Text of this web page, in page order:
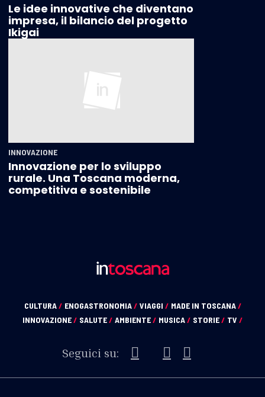
Le idee innovative che diventano
impresa, il bilancio del progetto
Ikigai
INNOVAZIONE
Innovazione per lo sviluppo
rurale. Una Toscana moderna,
competitiva e sostenibile
CULTURA/ ENOGASTRONOMIA/ VIAGGI / MADE IN TOSCANA/
INNOVAZIONE/ SALUTE/ AMBIENTE/ MUSICA/ STORIE/ TV /
Seguici su: